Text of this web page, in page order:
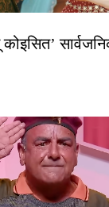
कोइसित’